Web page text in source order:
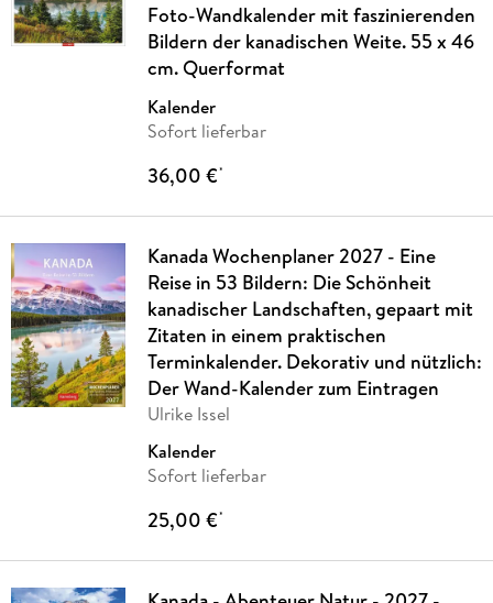
Foto-Wandkalender mit faszinierenden
Bildern der kanadischen Weite. 55 x 46
cm. Querformat
Kalender
Sofort lieferbar
36,00 €*
Kanada Wochenplaner 2027 - Eine
Reise in 53 Bildern: Die Schönheit
kanadischer Landschaften, gepaart mit
Zitaten in einem praktischen
Terminkalender. Dekorativ und nützlich:
Der Wand-Kalender zum Eintragen
Ulrike Issel
Kalender
Sofort lieferbar
25,00 €*